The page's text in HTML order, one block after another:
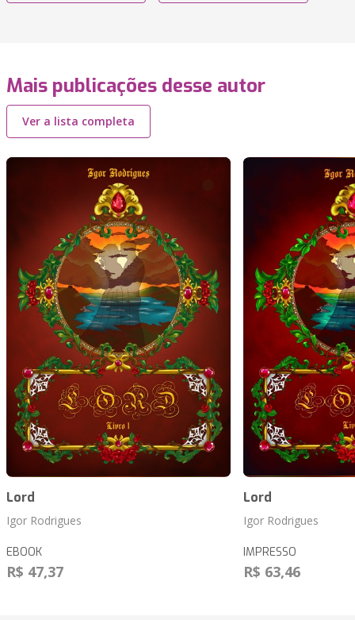
Mais publicações desse autor
Ver a lista completa
Lord
Igor Rodrigues
EBOOK
R$ 47,37
Lord
Igor Rodrigues
IMPRESSO
R$ 63,46